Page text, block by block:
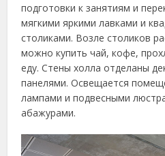
подготовки к занятиям и
мягкими яркими лавками и
столиками. Возле столиков
можно купить чай, кофе,
еду. Стены холла отделаны
панелями. Освещается
лампами и подвесными
абажурами.